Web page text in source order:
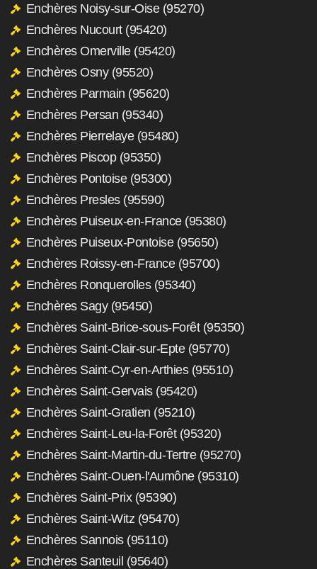
Enchères Noisy-sur-Oise (95270)
Enchères Nucourt (95420)
Enchères Omerville (95420)
Enchères Osny (95520)
Enchères Parmain (95620)
Enchères Persan (95340)
Enchères Pierrelaye (95480)
Enchères Piscop (95350)
Enchères Pontoise (95300)
Enchères Presles (95590)
Enchères Puiseux-en-France (95380)
Enchères Puiseux-Pontoise (95650)
Enchères Roissy-en-France (95700)
Enchères Ronquerolles (95340)
Enchères Sagy (95450)
Enchères Saint-Brice-sous-Forêt (95350)
Enchères Saint-Clair-sur-Epte (95770)
Enchères Saint-Cyr-en-Arthies (95510)
Enchères Saint-Gervais (95420)
Enchères Saint-Gratien (95210)
Enchères Saint-Leu-la-Forêt (95320)
Enchères Saint-Martin-du-Tertre (95270)
Enchères Saint-Ouen-l'Aumône (95310)
Enchères Saint-Prix (95390)
Enchères Saint-Witz (95470)
Enchères Sannois (95110)
Enchères Santeuil (95640)